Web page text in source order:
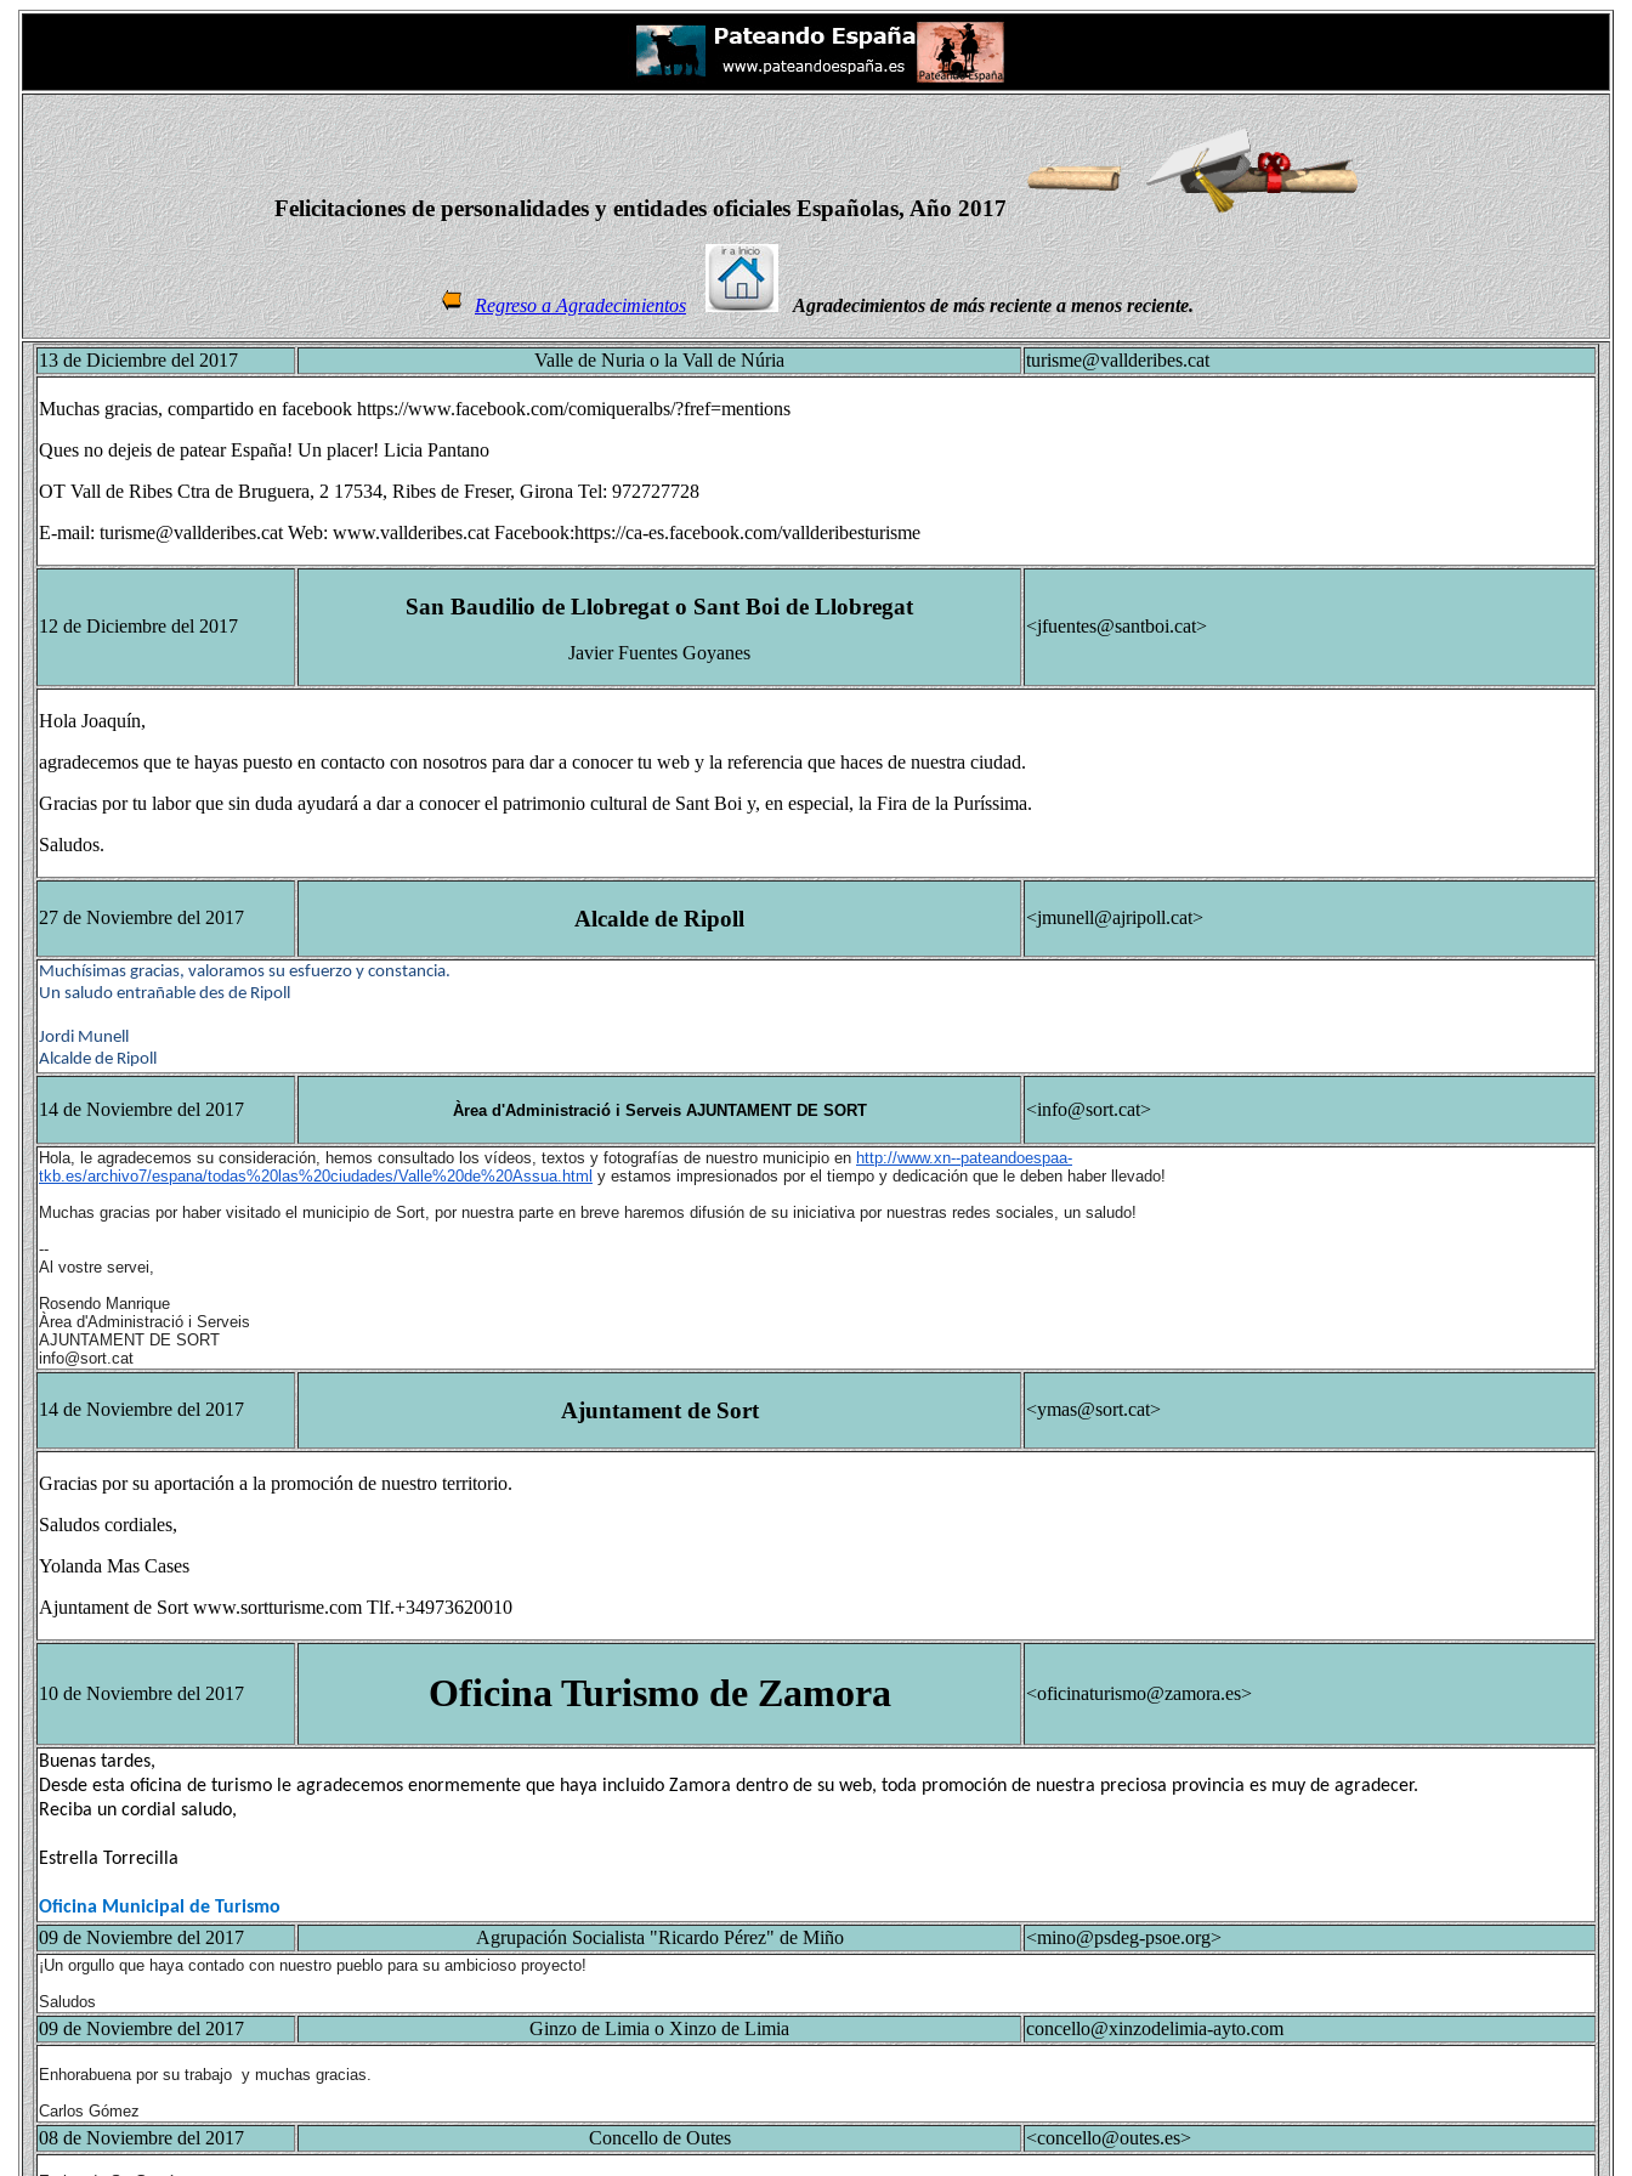
Felicitaciones de personalidades y entidades oficiales Españolas, Año 2017
Regreso a Agradecimientos Agradecimientos de más reciente a menos reciente.
13 de Diciembre del 2017 Valle de Nuria o la Vall de Núria turisme@vallderibes.cat
Muchas gracias, compartido en facebook https://www.facebook.com/comiqueralbs/?fref=mentions
Ques no dejeis de patear España! Un placer! Licia Pantano
OT Vall de Ribes Ctra de Bruguera, 2 17534, Ribes de Freser, Girona Tel: 972727728
E-mail: turisme@vallderibes.cat Web: www.vallderibes.cat Facebook:https://ca-es.facebook.com/vallderibesturisme
12 de Diciembre del 2017
San Baudilio de Llobregat​​ o Sant Boi de Llobregat
Javier Fuentes Goyanes
<jfuentes@santboi.cat>
Hola Joaquín,
agradecemos que te hayas puesto en contacto con nosotros para dar a conocer tu web y la referencia que haces de nuestra ciudad.
Gracias por tu labor que sin duda ayudará a dar a conocer el patrimonio cultural de Sant Boi y, en especial, la Fira de la Puríssima.
Saludos.
27 de Noviembre del 2017 Alcalde de Ripoll <jmunell@ajripoll.cat>
Muchísimas gracias, valoramos su esfuerzo y constancia.
Un saludo entrañable des de Ripoll
Jordi Munell
Alcalde de Ripoll
14 de Noviembre del 2017 Àrea d'Administració i Serveis AJUNTAMENT DE SORT <info@sort.cat>
Hola, le agradecemos su consideración, hemos consultado los vídeos, textos y fotografías de nuestro municipio en http://www.xn--pateandoespaa-
tkb.es/archivo7/espana/todas%20las%20ciudades/Valle%20de%20Assua.html y estamos impresionados por el tiempo y dedicación que le deben haber llevado!
Muchas gracias por haber visitado el municipio de Sort, por nuestra parte en breve haremos difusión de su iniciativa por nuestras redes sociales, un saludo!
--
Al vostre servei,
Rosendo Manrique
Àrea d'Administració i Serveis
AJUNTAMENT DE SORT
info@sort.cat
14 de Noviembre del 2017 Ajuntament de Sort <ymas@sort.cat>
Gracias por su aportación a la promoción de nuestro territorio.
Saludos cordiales,
Yolanda Mas Cases
Ajuntament de Sort www.sortturisme.com Tlf.+34973620010
10 de Noviembre del 2017 Oficina Turismo de Zamora <oficinaturismo@zamora.es>
Buenas tardes,
Desde esta oficina de turismo le agradecemos enormemente que haya incluido Zamora dentro de su web, toda promoción de nuestra preciosa provincia es muy de agradecer.
Reciba un cordial saludo,
Estrella Torrecilla
Oficina Municipal de Turismo
09 de Noviembre del 2017 Agrupación Socialista "Ricardo Pérez" de Miño <mino@psdeg-psoe.org>
¡Un orgullo que haya contado con nuestro pueblo para su ambicioso proyecto!
Saludos
09 de Noviembre del 2017 Ginzo de Limia o Xinzo de Limia concello@xinzodelimia-ayto.com
Enhorabuena por su trabajo y muchas gracias.
Carlos Gómez
08 de Noviembre del 2017 Concello de Outes <concello@outes.es>